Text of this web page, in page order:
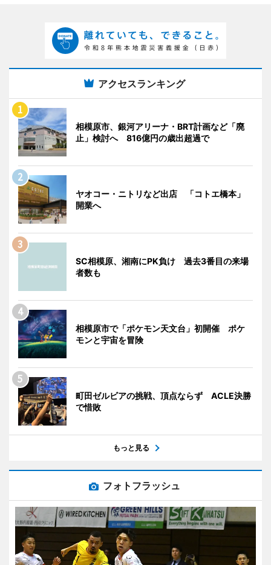
アクセスランキング
相模原市、銀河アリーナ・BRT計画など「廃
止」検討へ 816億円の歳出超過で
ヤオコー・ニトリなど出店 「コトエ橋本」
開業へ
SC相模原、湘南にPK負け 過去3番目の来場
者数も
相模原市で「ポケモン天文台」初開催 ポケ
モンと宇宙を冒険
町田ゼルビアの挑戦、頂点ならず ACLE決勝
で惜敗
もっと見る
フォトフラッシュ